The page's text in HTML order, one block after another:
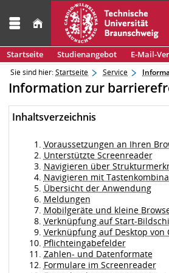
Startseite Studienangebot E-Mail-
Sie sind hier:Startseite Service
Information zur
Inhaltsverzeichnis
Voraussetzungen an Ihren
Unterstützte Screenreader
Navigieren über
Navigieren mit
Übersicht der Anwendung
Meldungen
Mobilgeräte und kleine
Verknüpfung auf Start-
Verknüpfung auf Desktop von
Pflichteingabefelder
Zahlen- und Datenformate
Formulare im Screenreader